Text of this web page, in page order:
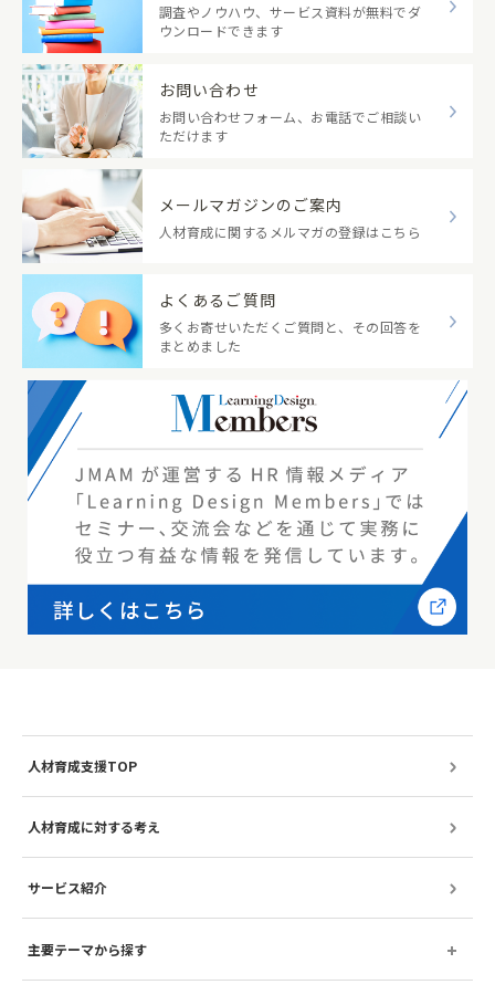
調査やノウハウ、サービス資料が無料でダ
ウンロードできます
お問い合わせ
お問い合わせフォーム、お電話でご相談い
ただけます
メールマガジンのご案内
人材育成に関するメルマガの登録はこちら
よくあるご質問
多くお寄せいただくご質問と、その回答を
まとめました
人材育成支援TOP
人材育成に対する考え
サービス紹介
主要テーマから探す